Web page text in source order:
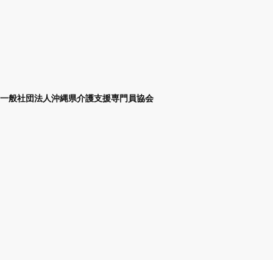
一般社団法人沖縄県介護支援専門員協会